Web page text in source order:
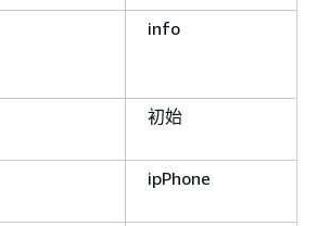
info
初始
ipPhone